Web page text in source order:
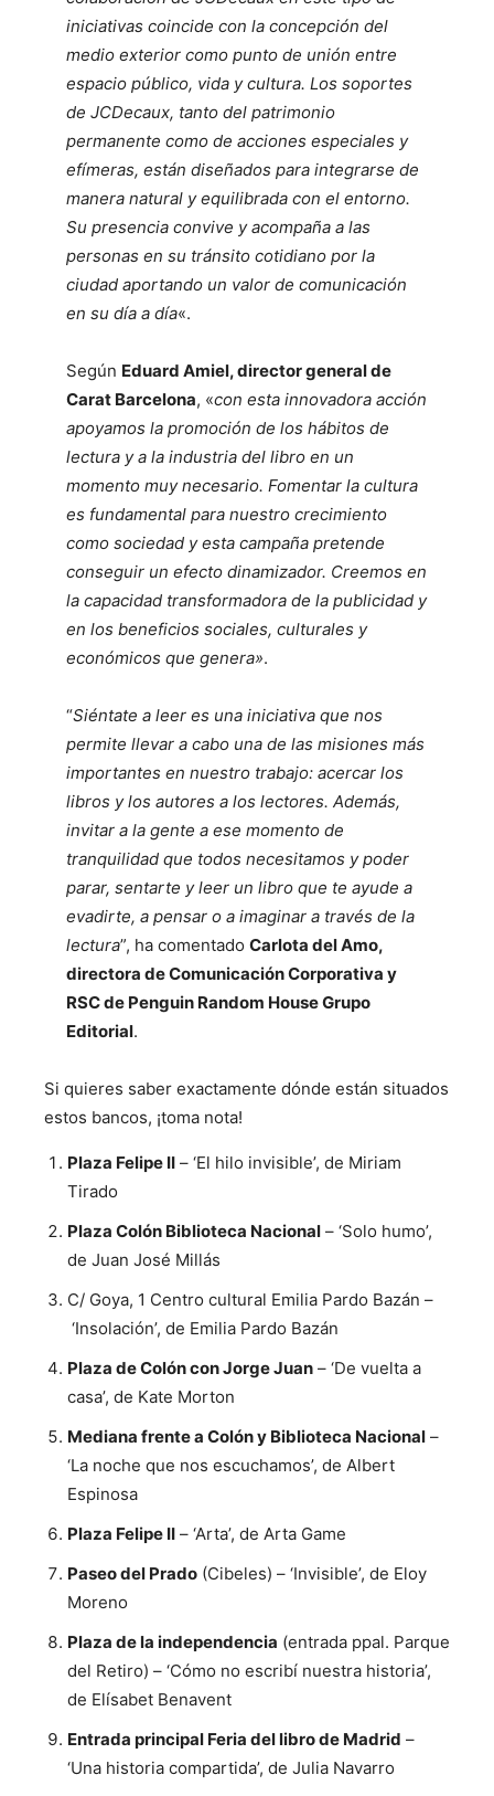
iniciativas coincide con la concepción del
medio exterior como punto de unión entre
espacio público, vida y cultura. Los soportes
de JCDecaux, tanto del patrimonio
permanente como de acciones especiales y
efímeras, están diseñados para integrarse de
manera natural y equilibrada con el entorno.
Su presencia convive y acompaña a las
personas en su tránsito cotidiano por la
ciudad aportando un valor de comunicación
en su día a día«.
Según Eduard Amiel, director general de
Carat Barcelona, «con esta innovadora acción
apoyamos la promoción de los hábitos de
lectura y a la industria del libro en un
momento muy necesario. Fomentar la cultura
es fundamental para nuestro crecimiento
como sociedad y esta campaña pretende
conseguir un efecto dinamizador. Creemos en
la capacidad transformadora de la publicidad y
en los beneficios sociales, culturales y
económicos que genera».
“Siéntate a leer es una iniciativa que nos
permite llevar a cabo una de las misiones más
importantes en nuestro trabajo: acercar los
libros y los autores a los lectores. Además,
invitar a la gente a ese momento de
tranquilidad que todos necesitamos y poder
parar, sentarte y leer un libro que te ayude a
evadirte, a pensar o a imaginar a través de la
lectura”, ha comentado Carlota del Amo,
directora de Comunicación Corporativa y
RSC de Penguin Random House Grupo
Editorial.
Si quieres saber exactamente dónde están situados
estos bancos, ¡toma nota!
Plaza Felipe II – ‘El hilo invisible’, de Miriam
Tirado
Plaza Colón Biblioteca Nacional – ‘Solo humo’,
de Juan José Millás
C/ Goya, 1 Centro cultural Emilia Pardo Bazán –
‘Insolación’, de Emilia Pardo Bazán
Plaza de Colón con Jorge Juan – ‘De vuelta a
casa’, de Kate Morton
Mediana frente a Colón y Biblioteca Nacional –
‘La noche que nos escuchamos’, de Albert
Espinosa
Plaza Felipe II – ‘Arta’, de Arta Game
Paseo del Prado (Cibeles) – ‘Invisible’, de Eloy
Moreno
Plaza de la independencia (entrada ppal. Parque
del Retiro) – ‘Cómo no escribí nuestra historia’,
de Elísabet Benavent
Entrada principal Feria del libro de Madrid –
‘Una historia compartida’, de Julia Navarro